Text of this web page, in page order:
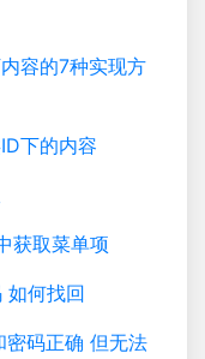
容的7种实现方
下的内容
获取菜单项
如何找回
码正确 但无法